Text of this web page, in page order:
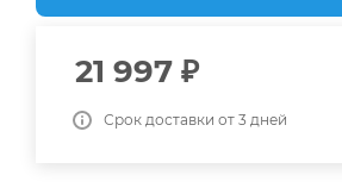
21 997 ₽
Срок доставки от 3 дней